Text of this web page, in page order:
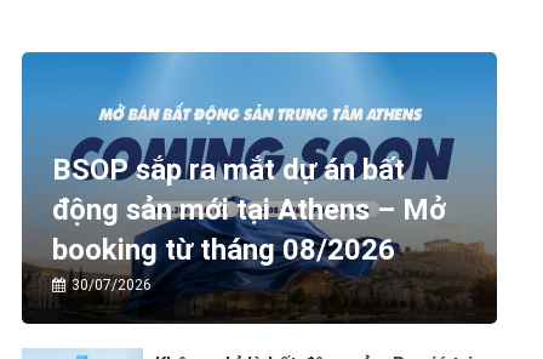
BSOP sắp ra mắt dự án bất
động sản mới tại Athens – Mở
booking từ tháng 08/2026
30/07/2026